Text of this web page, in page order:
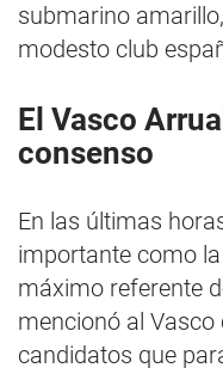
submarino
modesto club
El Vasco
consenso
En las últimas
importante como
máximo referente
mencionó al
candidatos que